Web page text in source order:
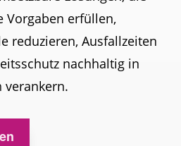
Vorgaben erfüllen,
reduzieren, Ausfallzeiten
nachhaltig in
verankern.